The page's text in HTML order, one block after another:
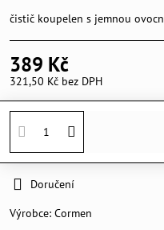
čistič koupelen s jemnou
389 Kč
321,50 Kč bez DPH
Doručení
Výrobce: Cormen